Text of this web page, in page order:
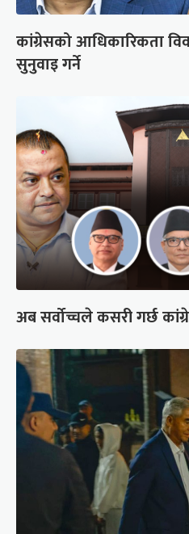
कांग्रेसको आधिकारिकता
सुनुवाइ गर्ने
अब सर्वोच्चले कसरी गर्छ